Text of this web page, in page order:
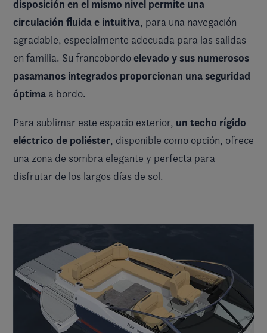
disposición en el mismo nivel permite una
circulación fluida e intuitiva, para una navegación
agradable, especialmente adecuada para las salidas
en familia. Su francobordoelevado y sus numerosos
pasamanos integrados proporcionan una seguridad
óptima a bordo.
Para sublimar este espacio exterior, un techo rígido
eléctrico de poliéster, disponible como opción, ofrece
una zona de sombra elegante y perfecta para
disfrutar de los largos días de sol.